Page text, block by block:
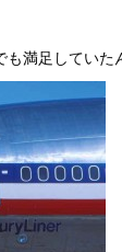
も満足していた